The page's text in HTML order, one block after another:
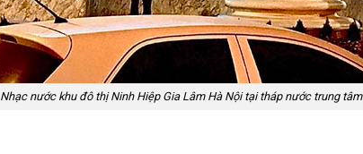
Nhạc nước khu đô thị Ninh Hiệp Gia Lâm Hà Nội tại tháp nước trung tâm